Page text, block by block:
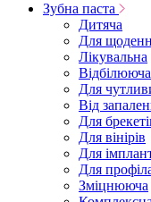
Зубна паста
Дитяча
Для
Лікувальна
Відбілююча
Для
Від
Для
Для вінірів
Для
Для
Зміцнююча